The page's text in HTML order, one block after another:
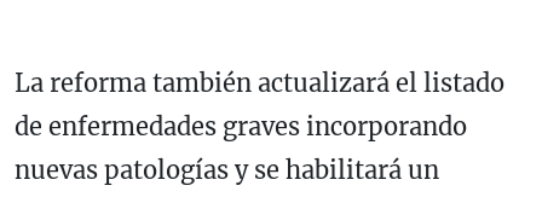
La reforma también actualizará el listado
de enfermedades graves incorporando
nuevas patologías y se habilitará un